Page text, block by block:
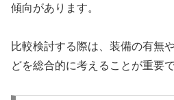
傾向があります。
比較検討する際は、装備の有無
どを総合的に考えることが重要で